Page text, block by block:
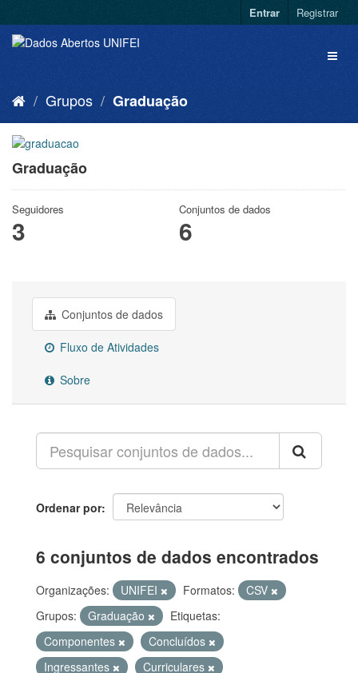
Entrar Registrar
Grupos Graduação
Graduação
Seguidores
3
Conjuntos de dados
6
Conjuntos de dados
Fluxo de Atividades
Sobre
Ordenar por
6 conjuntos de dados encontrados
Organizações: UNIFEI Formatos:
CSV
Grupos:
Graduação
Etiquetas:
Componentes
Concluídos
Ingressantes
Curriculares